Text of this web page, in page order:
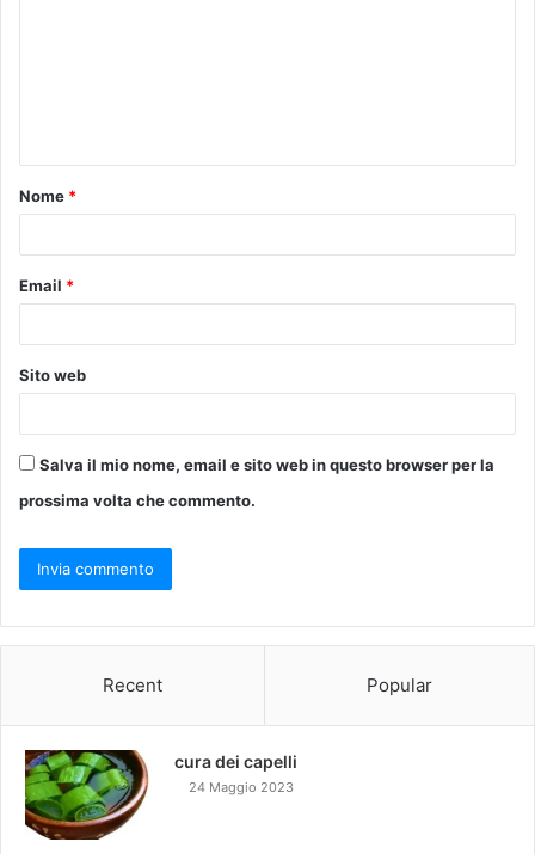
t
o
Nome *
Email *
Sito web
Salva il mio nome, email e sito web in questo browser per la
prossima volta che commento.
Recent Popular
cura dei capelli
24 Maggio 2023